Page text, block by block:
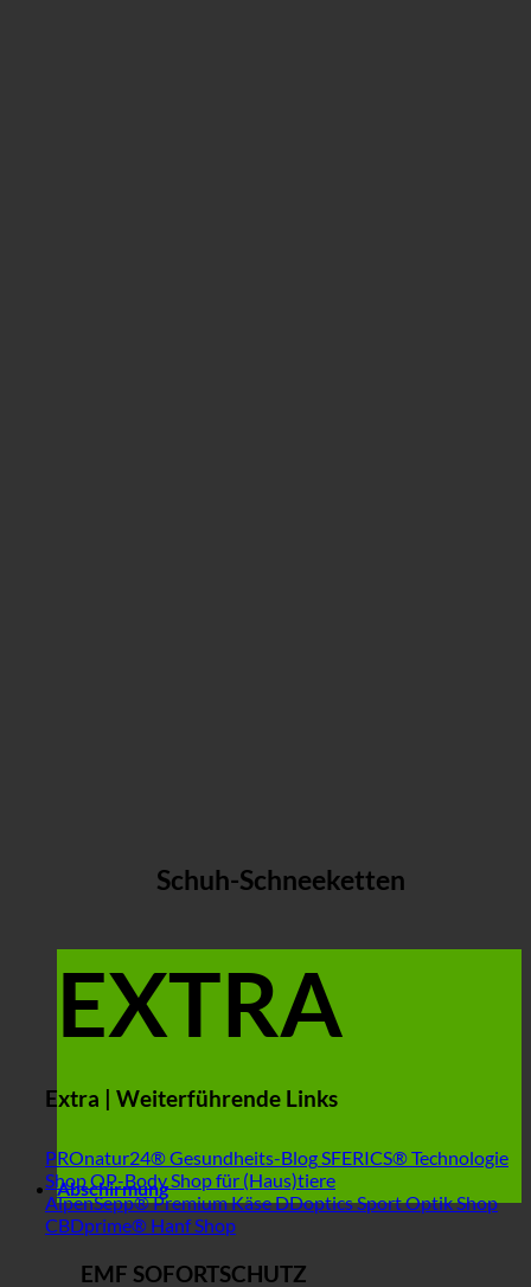
Schuh-Schneeketten
EXTRA
Extra | Weiterführende Links
PROnatur24® Gesundheits-Blog SFERICS® Technologie
ShopOP-Body Shop für (Haus)tiere
AlpenSepp® Premium KäseDDoptics Sport Optik Shop
CBDprime® Hanf Shop
Abschirmung
EMF SOFORTSCHUTZ